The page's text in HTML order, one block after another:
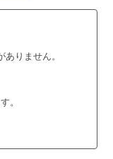
りません。
。